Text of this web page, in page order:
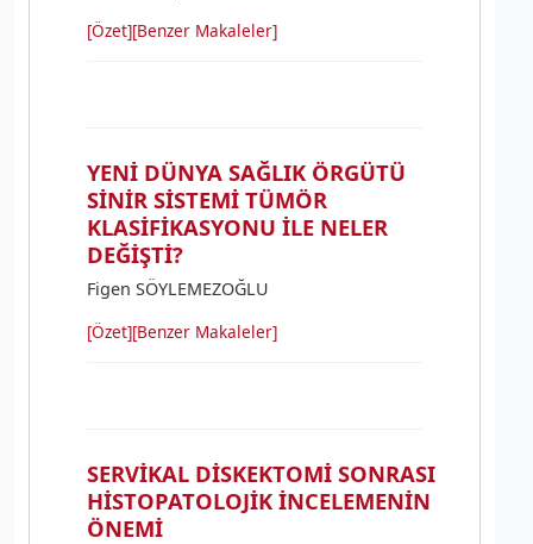
[Özet][Benzer Makaleler]
YENİ DÜNYA SAĞLIK ÖRGÜTÜ
SİNİR SİSTEMİ TÜMÖR
KLASİFİKASYONU İLE NELER
DEĞİŞTİ?
Figen SÖYLEMEZOĞLU
[Özet][Benzer Makaleler]
SERVİKAL DİSKEKTOMİ SONRASI
HİSTOPATOLOJİK İNCELEMENİN
ÖNEMİ